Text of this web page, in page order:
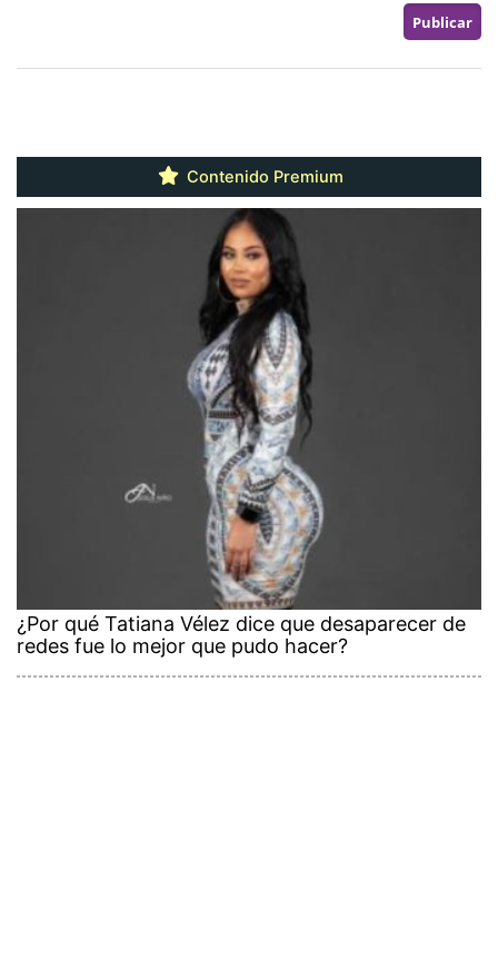
Contenido Premium
¿Por qué Tatiana Vélez dice que desaparecer de
redes fue lo mejor que pudo hacer?